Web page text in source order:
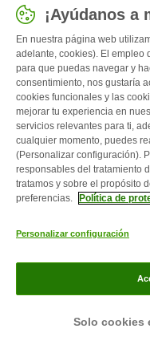
Seleccionar país
España / ES
Follow zooplus
Quiénes somos Empleo
Contacto
Gastos de envío y
¡Ayúdanos a
En nuestra página web
adelante, cookies). El empleo
para que puedas navegar y
consentimiento, nos gustaría
cookies funcionales y las
mejorar tu experiencia en
servicios relevantes para ti,
cualquier momento, puedes
(Personalizar configuración).
responsables del tratamiento
tratamos y sobre el propósito
preferencias.
Política de
Personalizar configuración
Solo cookies